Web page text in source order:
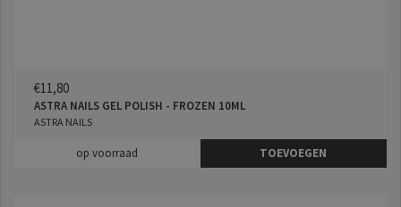
€11,80
ASTRA NAILS GEL POLISH - FROZEN 10ML
ASTRA NAILS
op voorraad TOEVOEGEN